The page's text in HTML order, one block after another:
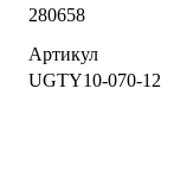
280658
Артикул
UGTY10-070-12